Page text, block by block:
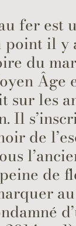
fer est
point il y
du
Âge
sur les
Il
de
de